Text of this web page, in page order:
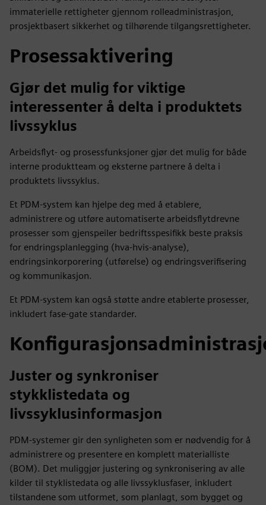
immaterielle rettigheter gjennom rolleadministrasjon,
prosjektbasert sikkerhet og tilhørende tilgangsrettigheter.
Prosessaktivering
Gjør det mulig for viktige
interessenter å delta i produktets
livssyklus
Arbeidsflyt- og prosessfunksjoner gjør det mulig for både
interne produktteam og eksterne partnere å delta i
produktets livssyklus.
Et PDM-system kan hjelpe deg med å etablere,
administrere og utføre automatiserte arbeidsflytdrevne
prosesser som gjenspeiler bedriftsspesifikk beste praksis
for endringsplanlegging (hva-hvis-analyse),
endringsinkorporering (utførelse) og endringsverifisering
og kommunikasjon.
Et PDM-system kan også støtte andre etablerte prosesser,
inkludert fase-gate standarder.
Juster og synkroniser
stykklistedata og
livssyklusinformasjon
PDM-systemer gir den synligheten som er nødvendig for å
administrere og presentere en komplett materialliste
(BOM). Det muliggjør justering og synkronisering av alle
kilder til styklistedata og alle livssyklusfaser, inkludert
tilstandene som utformet, som planlagt, som bygget og